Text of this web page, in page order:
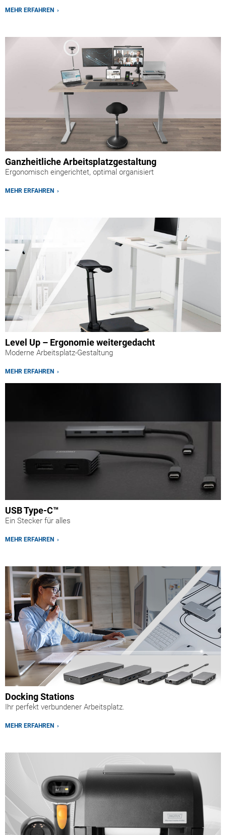
MEHR ERFAHREN ›
Ganzheitliche Arbeitsplatzgestaltung
Ergonomisch eingerichtet, optimal organisiert
MEHR ERFAHREN ›
Level Up – Ergonomie weitergedacht
Moderne Arbeitsplatz-Gestaltung
MEHR ERFAHREN ›
USB Type-C™
Ein Stecker für alles
MEHR ERFAHREN ›
Docking Stations
Ihr perfekt verbundener Arbeitsplatz.
MEHR ERFAHREN ›